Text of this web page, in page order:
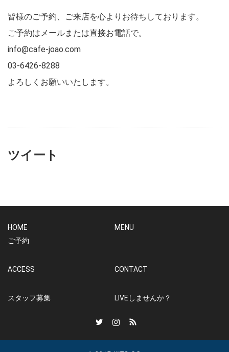
皆様のご予約、ご来店を心よりお待ちしております。
ご予約はメールまたは直接お電話で。
info@cafe-joao.com
03-6426-8288
よろしくお願いいたします。
ツイート
HOME
ご予約
MENU
ACCESS CONTACT
スタッフ募集 LIVEしませんか？